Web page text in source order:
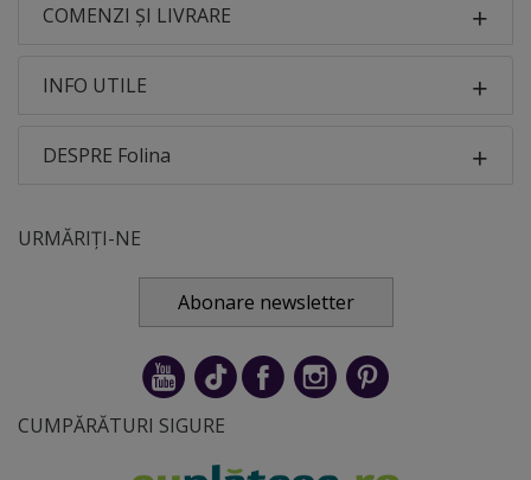
COMENZI ȘI LIVRARE
INFO UTILE
DESPRE Folina
URMĂRIȚI-NE
Abonare newsletter
CUMPĂRĂTURI SIGURE